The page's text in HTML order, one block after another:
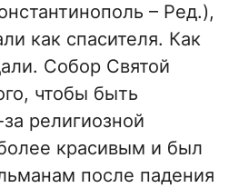
– Ред.),
как спасителя. Как
Собор Святой
чтобы быть
религиозной
красивым и был
после падения